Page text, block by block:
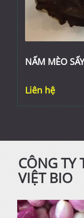
NẤM MÈO
Liên hệ
CÔNG TY
VIỆT BIO